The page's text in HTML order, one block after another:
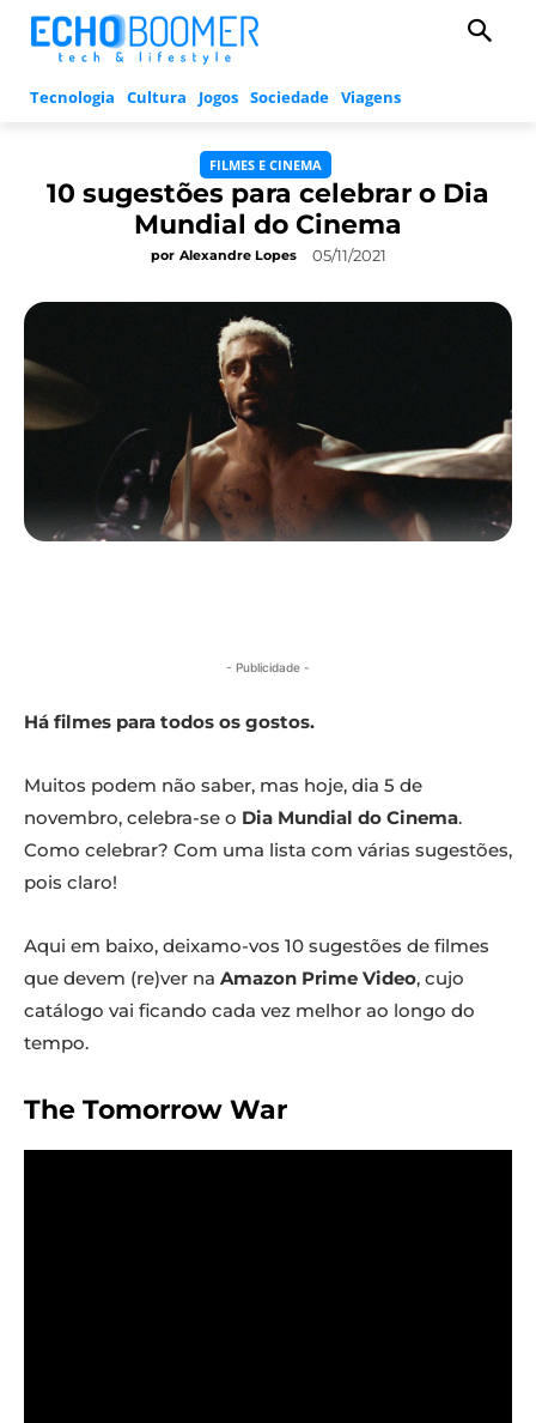
Tecnologia Cultura Jogos Sociedade Viagens
FILMES E CINEMA
10 sugestões para celebrar o Dia
Mundial do Cinema
por Alexandre Lopes 05/11/2021
- Publicidade -
Há filmes para todos os gostos.
Muitos podem não saber, mas hoje, dia 5 de
novembro, celebra-se o Dia Mundial do Cinema.
Como celebrar? Com uma lista com várias sugestões,
pois claro!
Aqui em baixo, deixamo-vos 10 sugestões de filmes
que devem (re)ver na Amazon Prime Video, cujo
catálogo vai ficando cada vez melhor ao longo do
tempo.
The Tomorrow War